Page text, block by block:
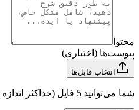
محتوا
پیوست‌ها (اختیاری)
انتخاب فایل‌ها
شما می‌توانید 5 فایل (حداکثر اندازه هر فایل 5.0 MB) اضافه کنید